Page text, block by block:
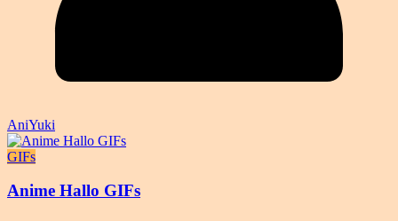
AniYuki
GIFs
Anime Hallo GIFs